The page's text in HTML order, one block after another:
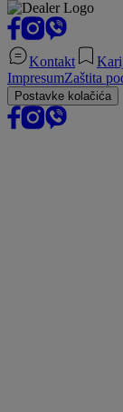
Kontakt
ImpresumZaštita
Postavke kolačića